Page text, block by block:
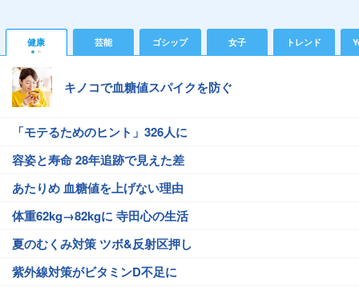
健康 芸能 ゴシップ 女子 トレンド
キノコで血糖値スパイクを防ぐ
「モテるためのヒント」326人に
容姿と寿命 28年追跡で見えた差
あたりめ 血糖値を上げない理由
体重62kg→82kgに 寺田心の生活
夏のむくみ対策 ツボ&反射区押し
紫外線対策がビタミンD不足に